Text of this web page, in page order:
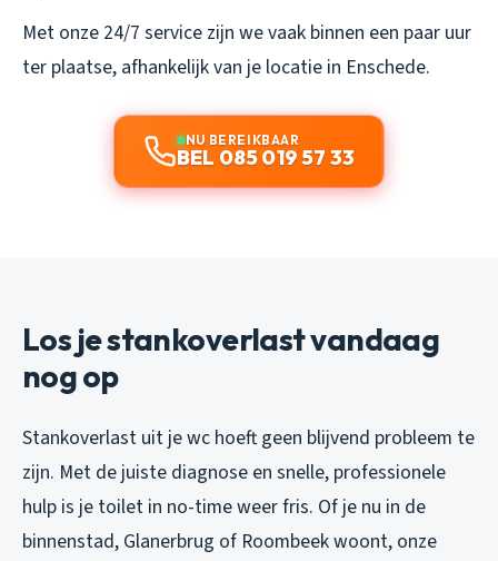
Met onze 24/7 service zijn we vaak binnen een paar uur
ter plaatse, afhankelijk van je locatie in Enschede.
NU BEREIKBAAR
BEL 085 019 57 33
Los je stankoverlast vandaag
nog op
Stankoverlast uit je wc hoeft geen blijvend probleem te
zijn. Met de juiste diagnose en snelle, professionele
hulp is je toilet in no-time weer fris. Of je nu in de
binnenstad, Glanerbrug of Roombeek woont, onze